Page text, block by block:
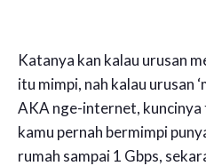
Katanya kan kalau urusan
itu mimpi, nah kalau urusan
AKA nge-internet, kuncinya
kamu pernah bermimpi
rumah sampai 1 Gbps,